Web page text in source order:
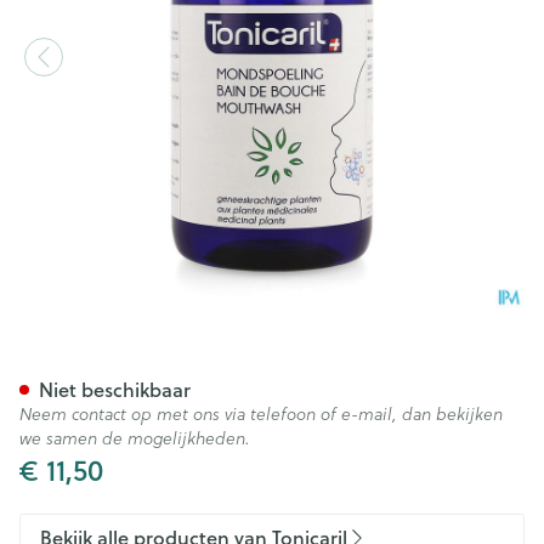
€ 11,50
Niet beschikbaar
Neem contact op met ons via telefoon of e-mail, dan bekijken
we samen de mogelijkheden.
Bekijk alle producten van Tonicaril